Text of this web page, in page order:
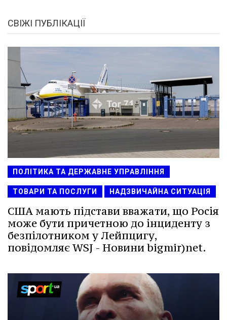
СВІЖІ ПУБЛІКАЦІЇ
ПОЛІТИКА ТА ДЕРЖАВНЕ УПРАВЛІННЯ
ТОВАРИ ТА ПОСЛУГИ НАДЗВИЧАЙНА СИТУАЦІЯ
США мають підстави вважати, що Росія
може бути причетною до інциденту з
безпілотником у Лейпцигу,
повідомляє WSJ - Новини bigmir)net.